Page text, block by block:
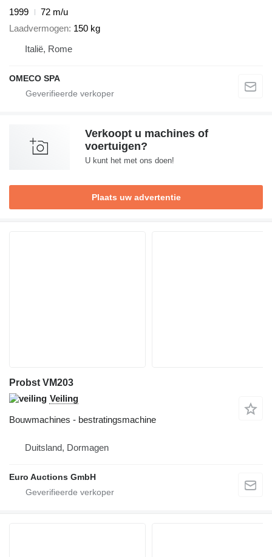
1999
72 m/u
Laadvermogen 150 kg
Italië, Rome
OMECO SPA
Verkoopt u machines of
voertuigen?
U kunt het met ons doen!
Plaats uw advertentie
Probst VM203
Veiling
Bouwmachines - bestratingsmachine
Duitsland, Dormagen
Euro Auctions GmbH